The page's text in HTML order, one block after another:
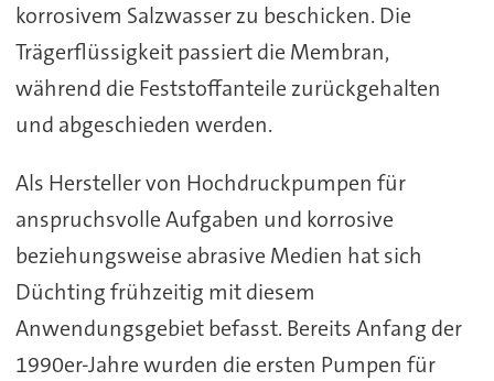
korrosivem Salzwasser zu beschicken. Die
Trägerflüssigkeit passiert die Membran,
während die Feststoffanteile zurückgehalten
und abgeschieden werden.
Als Hersteller von Hochdruckpumpen für
anspruchsvolle Aufgaben und korrosive
beziehungsweise abrasive Medien hat sich
Düchting frühzeitig mit diesem
Anwendungsgebiet befasst. Bereits Anfang der
1990er-Jahre wurden die ersten Pumpen für